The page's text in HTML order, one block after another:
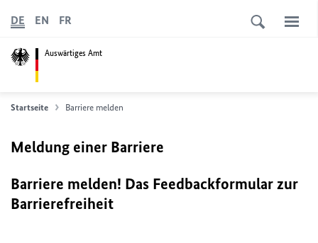
Auswärtiges Amt
DE EN FR
Startseite Barriere melden
Meldung einer Barriere
Barriere melden! Das Feedbackformular zur
Barrierefreiheit